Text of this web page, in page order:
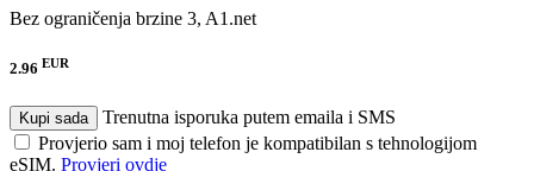
Bez ograničenja brzine 3, A1.net
2.96 EUR
Kupi sada
Trenutna isporuka putem emaila i SMS
Provjerio sam i moj telefon je kompatibilan s tehnologijom
eSIM. Provjeri ovdje